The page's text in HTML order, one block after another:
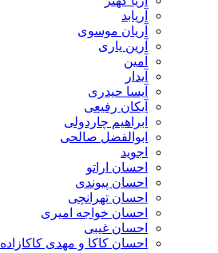
آریابد
آریان موسوی
آرین یاری
آمین
آیدار
آیسا حیدری
آیکان رفیعی
ابراهیم چاردولی
ابوالفضل صالحی
اجوید
احسان اراتو
احسان پیوندی
احسان تهرانچی
احسان خواجه امیری
احسان غیبی
احسان کاکا و مهدی کاکازاده